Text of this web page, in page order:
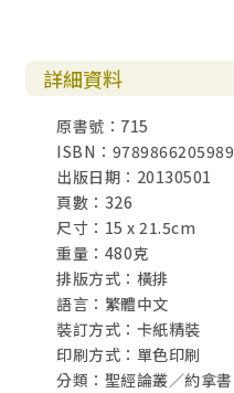
詳細資料
原書號：715
ISBN：9789866205989
出版日期：20130501
頁數：326
尺寸：15 x 21.5cm
重量：480克
排版方式：橫排
語言：繁體中文
裝訂方式：卡紙精裝
印刷方式：單色印刷
分類：聖經論叢／約拿書